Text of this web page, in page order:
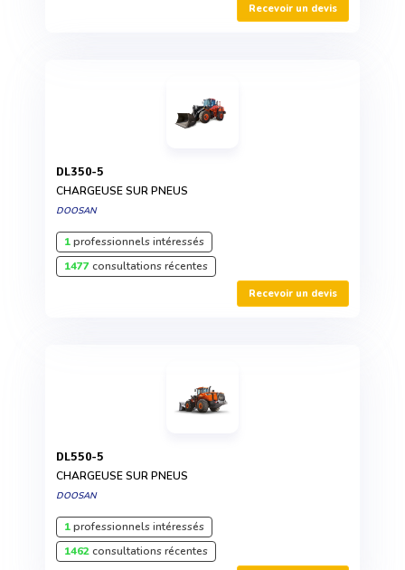
Recevoir un devis
DL350-5
CHARGEUSE SUR PNEUS
DOOSAN
1professionnels intéressés
1477consultations récentes
Recevoir un devis
DL550-5
CHARGEUSE SUR PNEUS
DOOSAN
1professionnels intéressés
1462consultations récentes